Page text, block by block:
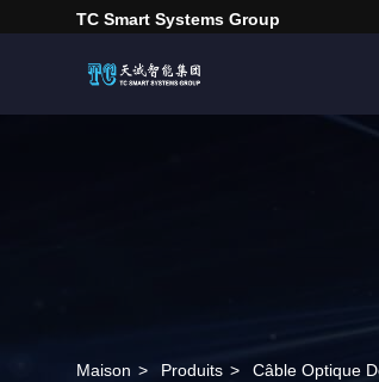
TC Smart Systems Group
Maison > Produits > Câble Optique